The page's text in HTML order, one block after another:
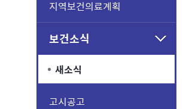
지역보건의료계획
보건소식
새소식
고시공고